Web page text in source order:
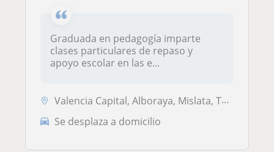
Graduada en pedagogía imparte
clases particulares de repaso y
apoyo escolar en las e...
Valencia Capital, Alboraya, Mislata, Tavernes Blanques
Se desplaza a domicilio